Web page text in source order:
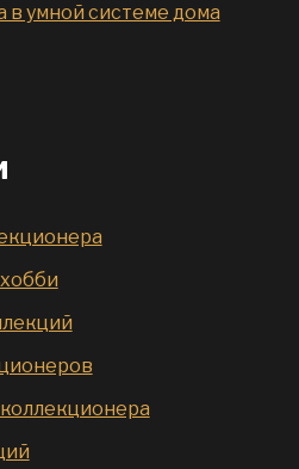
в умной системе дома